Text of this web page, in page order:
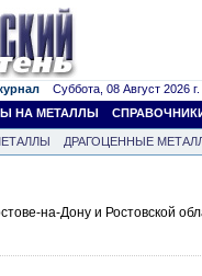
Суббота, 08 Август 2026 г.
НА МЕТАЛЛЫ
ДРАГОЦЕННЫЕ
на-Дону и Ростовской